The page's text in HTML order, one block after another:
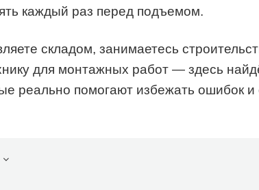
каждый раз перед подъемом.
складом, занимаетесь
для монтажных работ — здесь
реально помогают избежать ошибок и